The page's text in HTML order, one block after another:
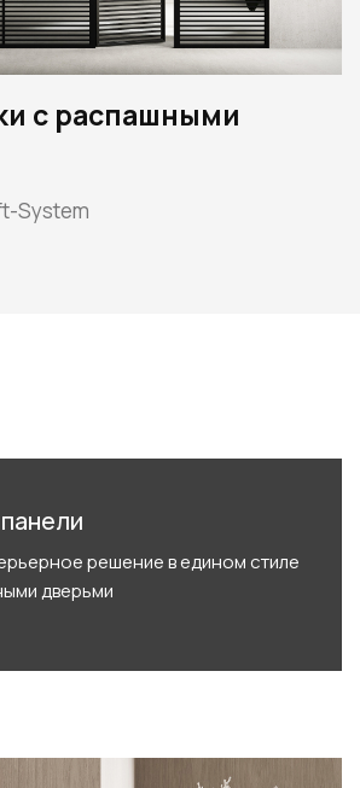
с распашными
System
решение в едином стиле
дверьми